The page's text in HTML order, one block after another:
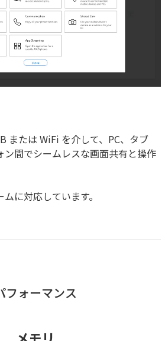
または WiFi を介して、PC、タブ
ン間でシームレスな画面共有と操作
に対応しています。
フォーマンス